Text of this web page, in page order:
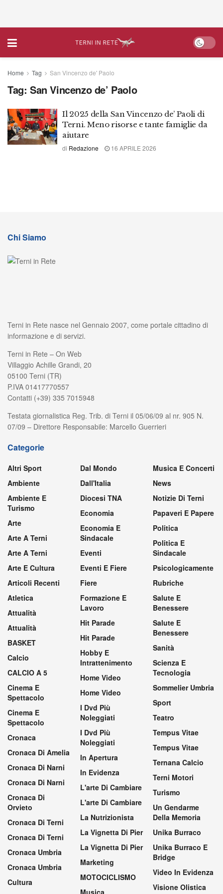
Home Tag San Vincenzo de' Paolo
Tag: San Vincenzo de’ Paolo
Il 2025 della San Vincenzo de’ Paoli di
Terni. Meno risorse e tante famiglie da
aiutare
di Redazione 16 APRILE 2026
Chi Siamo
Terni in Rete nasce nel Gennaio 2007, come portale cittadino di
informazione e di servizi.
Terni in Rete – On Web
Villaggio Achille Grandi, 20
05100 Terni (TR)
P.IVA 01417770557
Contatti (+39) 335 7015948
Testata giornalistica Reg. Trib. di Terni il 05/06/09 al nr. 905 N.
07/09 – Direttore Responsabile: Marcello Guerrieri
Categorie
Altri Sport
Ambiente
Ambiente E
Turismo
Arte
Arte A Terni
Arte A Terni
Arte E Cultura
Articoli Recenti
Atletica
Attualità
Attualità
BASKET
Calcio
CALCIO A 5
Cinema E
Spettacolo
Cinema E
Spettacolo
Cronaca
Cronaca Di Amelia
Cronaca Di Narni
Cronaca Di Narni
Cronaca Di
Orvieto
Cronaca Di Terni
Cronaca Di Terni
Cronaca Umbria
Cronaca Umbria
Cultura
Dal Mondo
Dall'Italia
Diocesi TNA
Economia
Economia E
Sindacale
Eventi
Eventi E Fiere
Fiere
Formazione E
Lavoro
Hit Parade
Hit Parade
Hobby E
Intrattenimento
Home Video
Home Video
I Dvd Più
Noleggiati
I Dvd Più
Noleggiati
In Apertura
In Evidenza
L'arte Di Cambiare
L'arte Di Cambiare
La Nutrizionista
La Vignetta Di Pier
La Vignetta Di Pier
Marketing
MOTOCICLISMO
Musica
Musica E Concerti
News
Notizie Di Terni
Papaveri E Papere
Politica
Politica E
Sindacale
Psicologicamente
Rubriche
Salute E
Benessere
Salute E
Benessere
Sanità
Scienza E
Tecnologia
Sommelier Umbria
Sport
Teatro
Tempus Vitae
Tempus Vitae
Ternana Calcio
Terni Motori
Turismo
Un Gendarme
Della Memoria
Unika Burraco
Unika Burraco E
Bridge
Video In Evidenza
Visione Olistica